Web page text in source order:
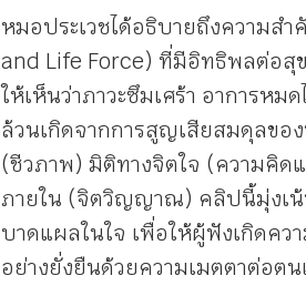
หมอประเวชได้อธิบายถึงความส
and Life Force) ที่มีอิทธิพลต่อสุ
ให้เห็นว่าภาวะซึมเศร้า อาการห
ล้วนเกิดจากการสูญเสียสมดุลขอ
(ชีวภาพ) มิติทางจิตใจ (ความคิด
ภายใน (จิตวิญญาณ) คลิปนี้มุ่งเน้
บาดแผลในใจ เพื่อให้ผู้ฟังเกิดคว
อย่างยั่งยืนด้วยความเมตตาต่อตน